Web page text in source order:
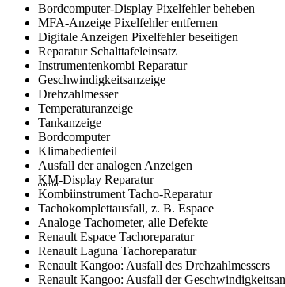
Bordcomputer-Display Pixelfehler beheben
MFA-Anzeige Pixelfehler entfernen
Digitale Anzeigen Pixelfehler beseitigen
Reparatur Schalttafeleinsatz
Instrumentenkombi Reparatur
Geschwindigkeitsanzeige
Drehzahlmesser
Temperaturanzeige
Tankanzeige
Bordcomputer
Klimabedienteil
Ausfall der analogen Anzeigen
KM-Display Reparatur
Kombiinstrument Tacho-Reparatur
Tachokomplettausfall, z. B. Espace
Analoge Tachometer, alle Defekte
Renault Espace Tachoreparatur
Renault Laguna Tachoreparatur
Renault Kangoo: Ausfall des Drehzahlmessers
Renault Kangoo: Ausfall der